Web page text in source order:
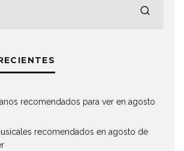
recomendados para ver en agosto
recomendados en agosto de